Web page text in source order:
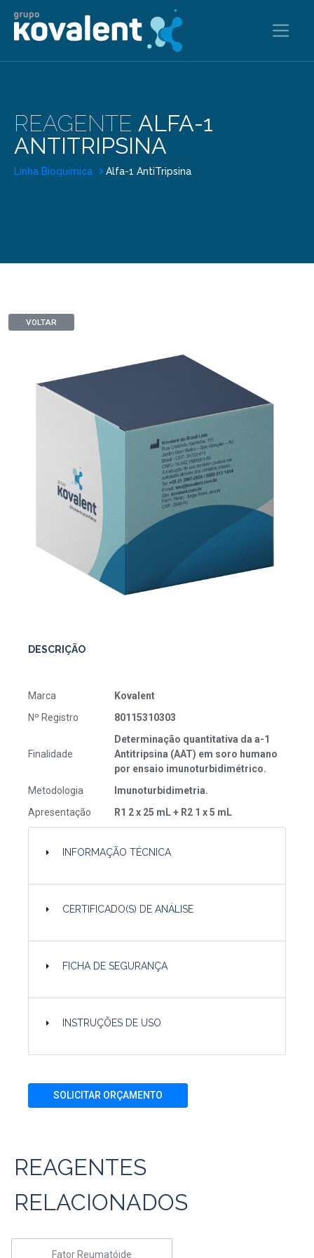
REAGENTE ALFA-1
ANTITRIPSINA
Linha Bioquímica Alfa-1 AntiTripsina
VOLTAR
DESCRIÇÃO
Marca
Kovalent
Nº Registro
80115310303
Finalidade
Determinação quantitativa da a-1
Antitripsina (AAT) em soro humano
por ensaio imunoturbidimétrico.
Metodologia
Imunoturbidimetria.
Apresentação
R1 2 x 25 mL + R2 1 x 5 mL
INFORMAÇÃO TÉCNICA
CERTIFICADO(S) DE ANÁLISE
FICHA DE SEGURANÇA
INSTRUÇÕES DE USO
SOLICITAR ORÇAMENTO
REAGENTES
RELACIONADOS
Fator Reumatóide